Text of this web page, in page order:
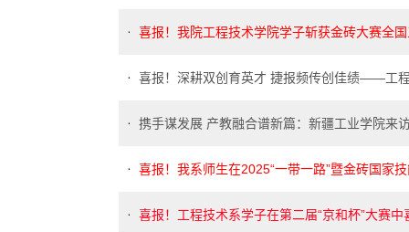
喜报！我院工程技术学院学子斩获金砖大赛全
喜报！深耕双创育英才 捷报频传创佳绩——工
携手谋发展 产教融合谱新篇：新疆工业学院来
喜报！我系师生在2025“一带一路”暨金砖国家
喜报！工程技术系学子在第二届“京和杯”大赛